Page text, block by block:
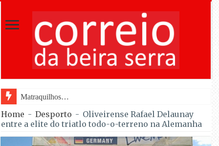
Matraquilhos… Autor: Fernando Roldão
Home - Desporto - Oliveirense Rafael Delaunay
entre a elite do triatlo todo-o-terreno na Alemanha